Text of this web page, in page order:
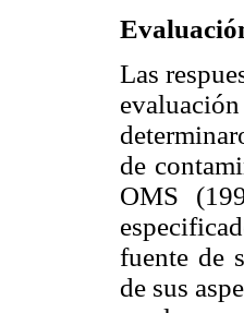
Las
de
OMS
fuente de
de sus